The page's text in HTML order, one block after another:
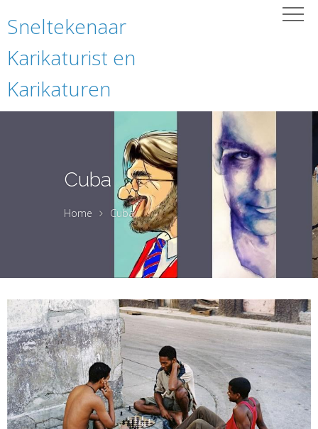
Sneltekenaar
Karikaturist en
Karikaturen
Cuba
Home Cuba